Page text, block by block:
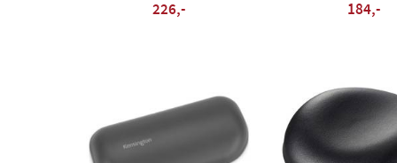
226,- 184,-